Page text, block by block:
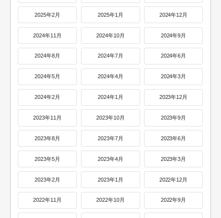
2025年2月 2025年1月 2024年12月
2024年11月 2024年10月 2024年9月
2024年8月 2024年7月 2024年6月
2024年5月 2024年4月 2024年3月
2024年2月 2024年1月 2023年12月
2023年11月 2023年10月 2023年9月
2023年8月 2023年7月 2023年6月
2023年5月 2023年4月 2023年3月
2023年2月 2023年1月 2022年12月
2022年11月 2022年10月 2022年9月